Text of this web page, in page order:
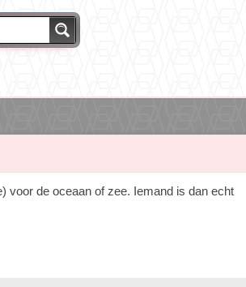
voor de oceaan of zee. Iemand is dan echt